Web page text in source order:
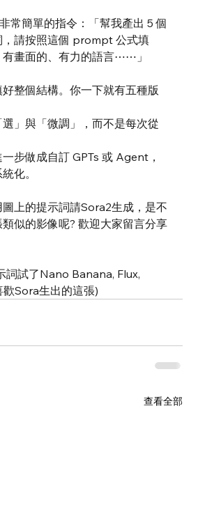
常簡單的指令：「幫我產出 5 個
，請按照這個 prompt 公式填
有畫面的、有力的語言⋯⋯」
整個結構。你一下就有五種版
」與「微調」，而不是每次從
步做成自訂 GPTs 或 Agent，
化。
上的提示詞請Sora2生成，是不
似的影像呢? 歡迎大家留言分享
詞試了Nano Banana, Flux,
Sora生出的這張)
查看全部